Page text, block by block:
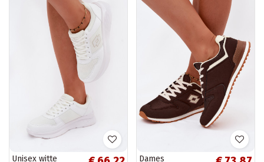
Unisex witte
Dames